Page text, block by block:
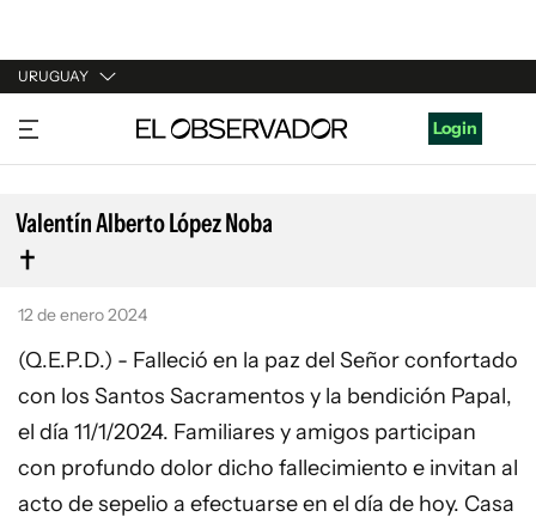
URUGUAY
URUGUAY
ARGENTINA
ESPAÑA
ESTADOS UNIDOS
Login
Valentín Alberto López Noba
12 de enero 2024
(Q.E.P.D.) - Falleció en la paz del Señor confortado
con los Santos Sacramentos y la bendición Papal,
el día 11/1/2024. Familiares y amigos participan
con profundo dolor dicho fallecimiento e invitan al
acto de sepelio a efectuarse en el día de hoy. Casa